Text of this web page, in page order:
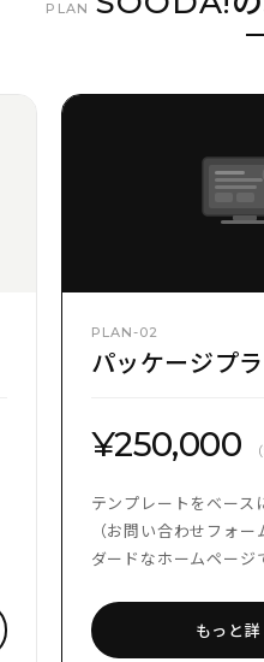
PLAN
PLAN-02
パッケージプ
¥250,000
テンプレートをベース
（お問い合わせフォ
ダードなホームページ
もっと詳